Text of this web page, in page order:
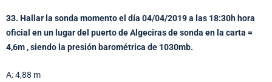
33. Hallar la sonda momento el día 04/04/2019 a las 18:30h hora
oficial en un lugar del puerto de Algeciras de sonda en la carta =
4,6m , siendo la presión barométrica de 1030mb.
A: 4,88 m